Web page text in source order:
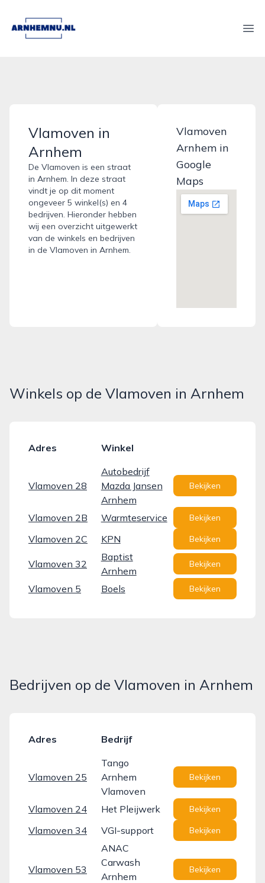
arnhemnu.nl
Vlamoven in
Arnhem
De Vlamoven is een straat
in Arnhem. In deze straat
vindt je op dit moment
ongeveer 5 winkel(s) en 4
bedrijven. Hieronder hebben
wij een overzicht uitgewerkt
van de winkels en bedrijven
in de Vlamoven in Arnhem.
Vlamoven
Arnhem in
Google
Maps
Winkels op de Vlamoven in Arnhem
Adres Winkel
Vlamoven 28
Autobedrijf
Mazda Jansen
Arnhem
Bekijken
Vlamoven 2B Warmteservice Bekijken
Vlamoven 2C KPN Bekijken
Vlamoven 32
Baptist
Arnhem
Bekijken
Vlamoven 5 Boels Bekijken
Bedrijven op de Vlamoven in Arnhem
Adres Bedrijf
Vlamoven 25
Tango
Arnhem
Vlamoven
Bekijken
Vlamoven 24 Het Pleijwerk Bekijken
Vlamoven 34 VGI-support Bekijken
Vlamoven 53
ANAC
Carwash
Arnhem
Bekijken